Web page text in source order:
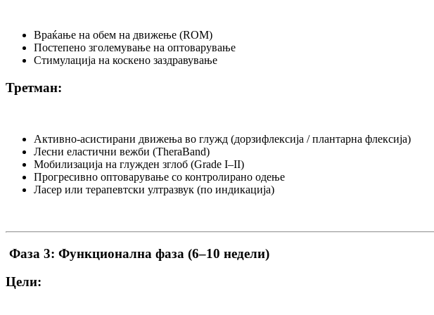
Враќање на обем на движење (ROM)
Постепено зголемување на оптоварување
Стимулација на коскено заздравување
Третман:
Активно-асистирани движења во глужд (дорзифлексија / плантарна флексија)
Лесни еластични вежби (TheraBand)
Мобилизација на глужден зглоб (Grade I–II)
Прогресивно оптоварување со контролирано одење
Ласер или терапевтски ултразвук (по индикација)
Фаза 3: Функционална фаза (6–10 недели)
Цели: